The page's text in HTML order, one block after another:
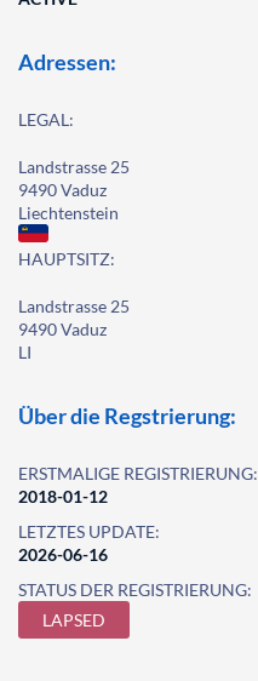
Adressen:
LEGAL:
Landstrasse 25
9490 Vaduz
Liechtenstein
HAUPTSITZ:
Landstrasse 25
9490 Vaduz
LI
Über die Regstrierung:
ERSTMALIGE REGISTRIERUNG:
2018-01-12
LETZTES UPDATE:
2026-06-16
STATUS DER REGISTRIERUNG:
LAPSED